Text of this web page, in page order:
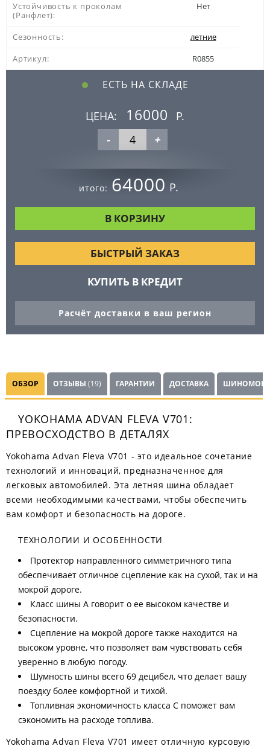
Устойчивость к проколам
(Ранфлет):
Нет
Сезонность:
летние
Артикул:
R0855
ЕСТЬ НА СКЛАДЕ
ЦЕНА: 16000
Р.
-
+
итого: 64000 Р.
БЫСТРЫЙ ЗАКАЗ
КУПИТЬ В КРЕДИТ
Расчёт доставки в ваш регион
ОБЗОР ОТЗЫВЫ (19) ГАРАНТИИ ДОСТАВКА
YOKOHAMA ADVAN FLEVA V701:
ПРЕВОСХОДСТВО В ДЕТАЛЯХ
Yokohama Advan Fleva V701 - это идеальное сочетание
технологий и инноваций, предназначенное для
легковых автомобилей. Эта летняя шина обладает
всеми необходимыми качествами, чтобы обеспечить
вам комфорт и безопасность на дороге.
ТЕХНОЛОГИИ И ОСОБЕННОСТИ
Протектор направленного симметричного типа
обеспечивает отличное сцепление как на сухой, так и на
мокрой дороге.
Класс шины A говорит о ее высоком качестве и
безопасности.
Сцепление на мокрой дороге также находится на
высоком уровне, что позволяет вам чувствовать себя
уверенно в любую погоду.
Шумность шины всего 69 децибел, что делает вашу
поездку более комфортной и тихой.
Топливная экономичность класса C поможет вам
сэкономить на расходе топлива.
Yokohama Advan Fleva V701 имеет отличную курсовую